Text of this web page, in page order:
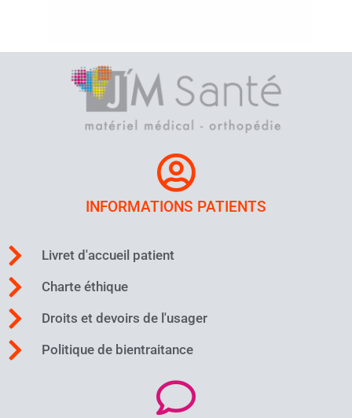
INFORMATIONS PATIENTS
Livret d'accueil patient
Charte éthique
Droits et devoirs de l'usager
Politique de bientraitance